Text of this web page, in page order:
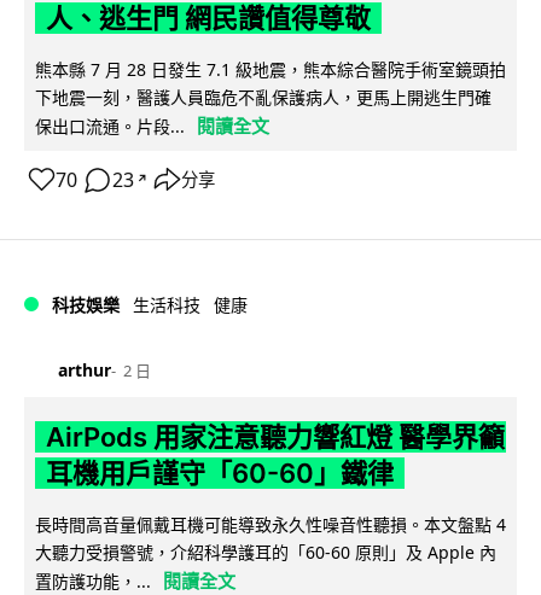
人、逃生門 網民讚值得尊敬
熊本縣 7 月 28 日發生 7.1 級地震，熊本綜合醫院手術室鏡頭拍
下地震一刻，醫護人員臨危不亂保護病人，更馬上開逃生門確
保出口流通。片段...
閱讀全文
70 23 ↗ 分享
科技娛樂 生活科技 健康
arthur 2 日
AirPods 用家注意聽力響紅燈 醫學界籲
耳機用戶謹守「60-60」鐵律
長時間高音量佩戴耳機可能導致永久性噪音性聽損。本文盤點 4
大聽力受損警號，介紹科學護耳的「60-60 原則」及 Apple 內
置防護功能，...
閱讀全文